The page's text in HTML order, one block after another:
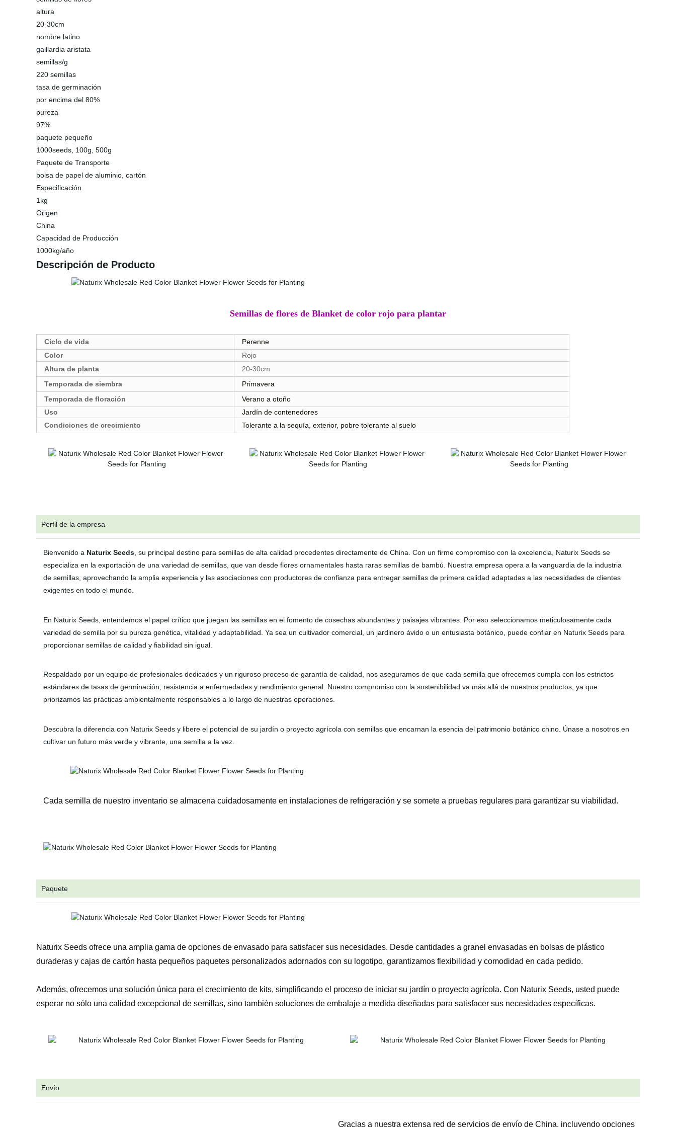
altura
20-30cm
nombre latino
gaillardia aristata
semillas/g
220 semillas
tasa de germinación
por encima del 80%
pureza
97%
paquete pequeño
1000seeds, 100g, 500g
Paquete de Transporte
bolsa de papel de aluminio, cartón
Especificación
1kg
Origen
China
Capacidad de Producción
1000kg/año
Descripción de Producto
Semillas de flores de Blanket de color rojo para plantar
Ciclo de vida
Perenne
Color
Rojo
Altura de planta
20-30cm
Temporada de siembra
Primavera
Temporada de floración
Verano a otoño
Uso
Jardín de contenedores
Condiciones de crecimiento
Tolerante a la sequía, exterior, pobre tolerante al suelo
Perfil de la empresa
Bienvenido a Naturix Seeds , su principal destino para semillas de alta calidad procedentes directamente de China. Con un firme compromiso con la excelencia, Naturix Seeds se
especializa en la exportación de una variedad de semillas, que van desde flores ornamentales hasta raras semillas de bambú. Nuestra empresa opera a la vanguardia de la industria
de semillas, aprovechando la amplia experiencia y las asociaciones con productores de confianza para entregar semillas de primera calidad adaptadas a las necesidades de clientes
exigentes en todo el mundo.
En Naturix Seeds, entendemos el papel crítico que juegan las semillas en el fomento de cosechas abundantes y paisajes vibrantes. Por eso seleccionamos meticulosamente cada
variedad de semilla por su pureza genética, vitalidad y adaptabilidad. Ya sea un cultivador comercial, un jardinero ávido o un entusiasta botánico, puede confiar en Naturix Seeds para
proporcionar semillas de calidad y fiabilidad sin igual.
Respaldado por un equipo de profesionales dedicados y un riguroso proceso de garantía de calidad, nos aseguramos de que cada semilla que ofrecemos cumpla con los estrictos
estándares de tasas de germinación, resistencia a enfermedades y rendimiento general. Nuestro compromiso con la sostenibilidad va más allá de nuestros productos, ya que
priorizamos las prácticas ambientalmente responsables a lo largo de nuestras operaciones.
Descubra la diferencia con Naturix Seeds y libere el potencial de su jardín o proyecto agrícola con semillas que encarnan la esencia del patrimonio botánico chino. Únase a nosotros en
cultivar un futuro más verde y vibrante, una semilla a la vez.
Cada semilla de nuestro inventario se almacena cuidadosamente en instalaciones de refrigeración y se somete a pruebas regulares para garantizar su viabilidad.
Paquete
Naturix Seeds ofrece una amplia gama de opciones de envasado para satisfacer sus necesidades. Desde cantidades a granel envasadas en bolsas de plástico
duraderas y cajas de cartón hasta pequeños paquetes personalizados adornados con su logotipo, garantizamos flexibilidad y comodidad en cada pedido.
Además, ofrecemos una solución única para el crecimiento de kits, simplificando el proceso de iniciar su jardín o proyecto agrícola. Con Naturix Seeds, usted puede
esperar no sólo una calidad excepcional de semillas, sino también soluciones de embalaje a medida diseñadas para satisfacer sus necesidades específicas.
Envío
Gracias a nuestra extensa red de servicios de envío de China, incluyendo opciones